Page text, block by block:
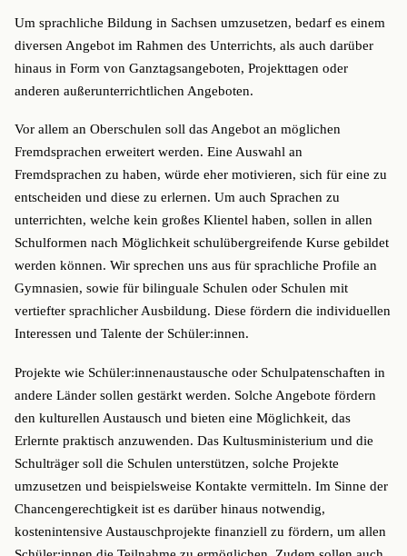
Um sprachliche Bildung in Sachsen umzusetzen, bedarf es einem
diversen Angebot im Rahmen des Unterrichts, als auch darüber
hinaus in Form von Ganztagsangeboten, Projekttagen oder
anderen außerunterrichtlichen Angeboten.
Vor allem an Oberschulen soll das Angebot an möglichen
Fremdsprachen erweitert werden. Eine Auswahl an
Fremdsprachen zu haben, würde eher motivieren, sich für eine zu
entscheiden und diese zu erlernen. Um auch Sprachen zu
unterrichten, welche kein großes Klientel haben, sollen in allen
Schulformen nach Möglichkeit schulübergreifende Kurse gebildet
werden können. Wir sprechen uns aus für sprachliche Profile an
Gymnasien, sowie für bilinguale Schulen oder Schulen mit
vertiefter sprachlicher Ausbildung. Diese fördern die individuellen
Interessen und Talente der Schüler:innen.
Projekte wie Schüler:innenaustausche oder Schulpatenschaften in
andere Länder sollen gestärkt werden. Solche Angebote fördern
den kulturellen Austausch und bieten eine Möglichkeit, das
Erlernte praktisch anzuwenden. Das Kultusministerium und die
Schulträger soll die Schulen unterstützen, solche Projekte
umzusetzen und beispielsweise Kontakte vermitteln. Im Sinne der
Chancengerechtigkeit ist es darüber hinaus notwendig,
kostenintensive Austauschprojekte finanziell zu fördern, um allen